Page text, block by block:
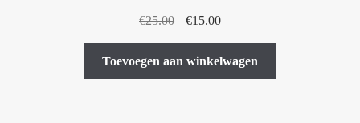
€25.00
Oorspronkelijke
was:
€25.00.
€15.00Huidige
is:
€15.00.
Toevoegen aan winkelwagen